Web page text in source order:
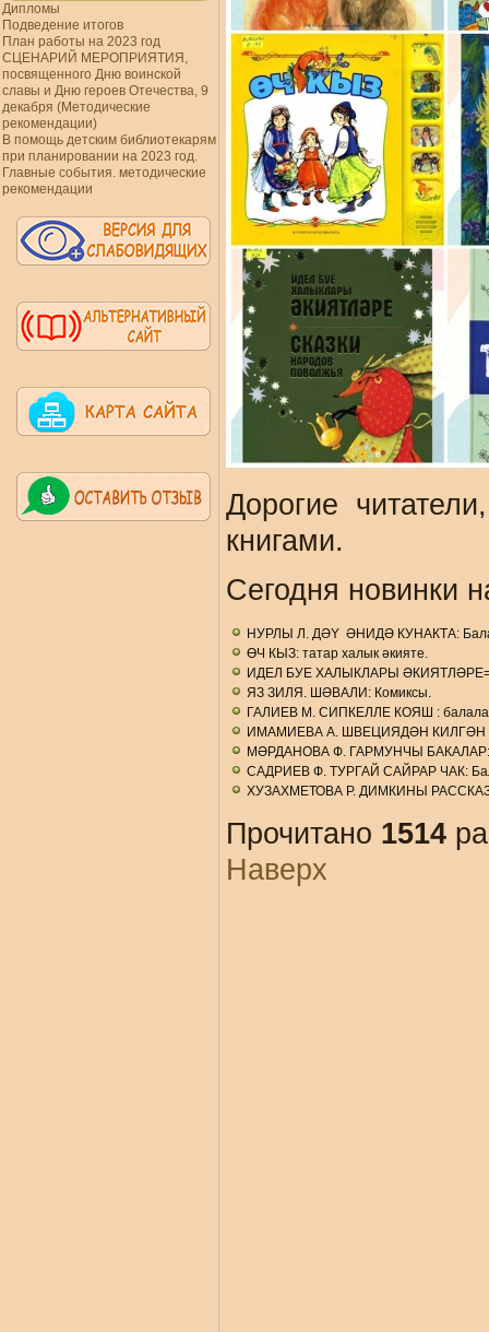
Дипломы
Подведение итогов
План работы на 2023 год
СЦЕНАРИЙ МЕРОПРИЯТИЯ,
посвященного Дню воинской
славы и Дню героев Отечества, 9
декабря (Методические
рекомендации)
В помощь детским библиотекарям
при планировании на 2023 год.
Главные события. методические
рекомендации
Дорогие
книгами.
Сегодня новинки
НУРЛЫ Л. ДӘY ӘНИДӘ КУНАКТА:
ӨЧ КЫЗ: татар халык әкияте.
ИДЕЛ БУЕ ХАЛЫКЛАРЫ
ЯЗ ЗИЛЯ. ШӘВАЛИ: Комиксы.
ГАЛИЕВ М. СИПКЕЛЛЕ КОЯШ :
ИМАМИЕВА А. ШВЕЦИЯДӘН КИЛГӘН
МӘРДАНОВА Ф. ГАРМУНЧЫ БАКАЛАР:
САДРИЕВ Ф. ТУРГАЙ САЙРАР ЧАК:
ХУЗАХМЕТОВА Р. ДИМКИНЫ
Прочитано 1514
Наверх